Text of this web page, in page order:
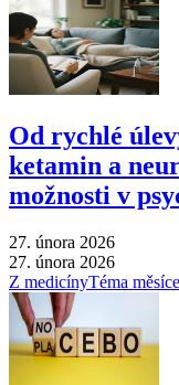
Od rychlé
ketamin a
možnosti v
27. února 2026
27. února 2026
Z medicínyTéma měsíce